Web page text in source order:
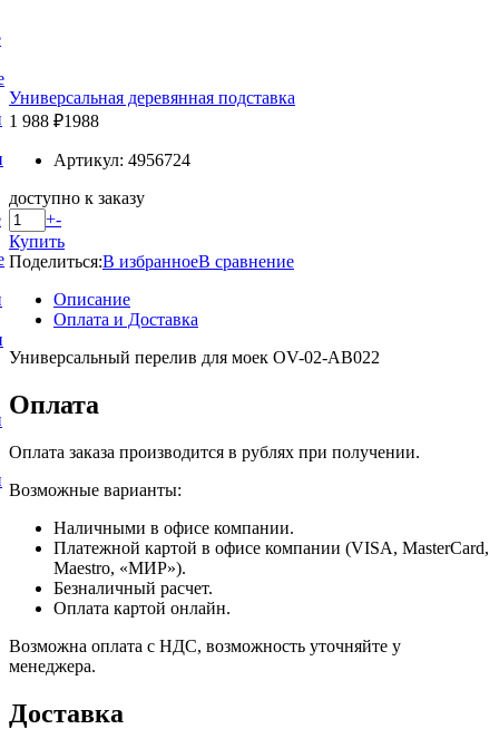
Универсальная деревянная подставка
1 988 ₽1988
Артикул: 4956724
доступно к заказу
+-
Купить
Поделиться:В избранноеВ сравнение
Описание
Оплата и Доставка
Универсальный перелив для моек OV-02-AB022
Оплата
Оплата заказа производится в рублях при получении.
Возможные варианты:
Наличными в офисе компании.
Платежной картой в офисе компании (VISA, MasterCard,
Maestro, «МИР»).
Безналичный расчет.
Оплата картой онлайн.
Возможна оплата с НДС, возможность уточняйте у
менеджера.
Доставка